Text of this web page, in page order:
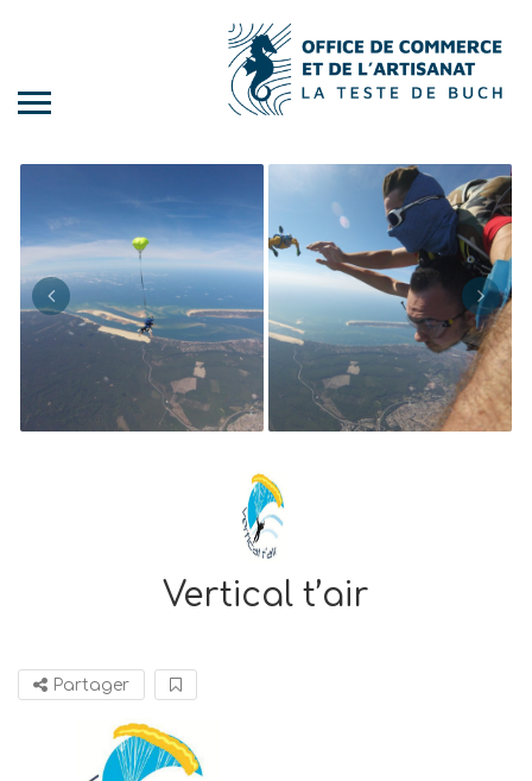
Vertical t’air
Partager